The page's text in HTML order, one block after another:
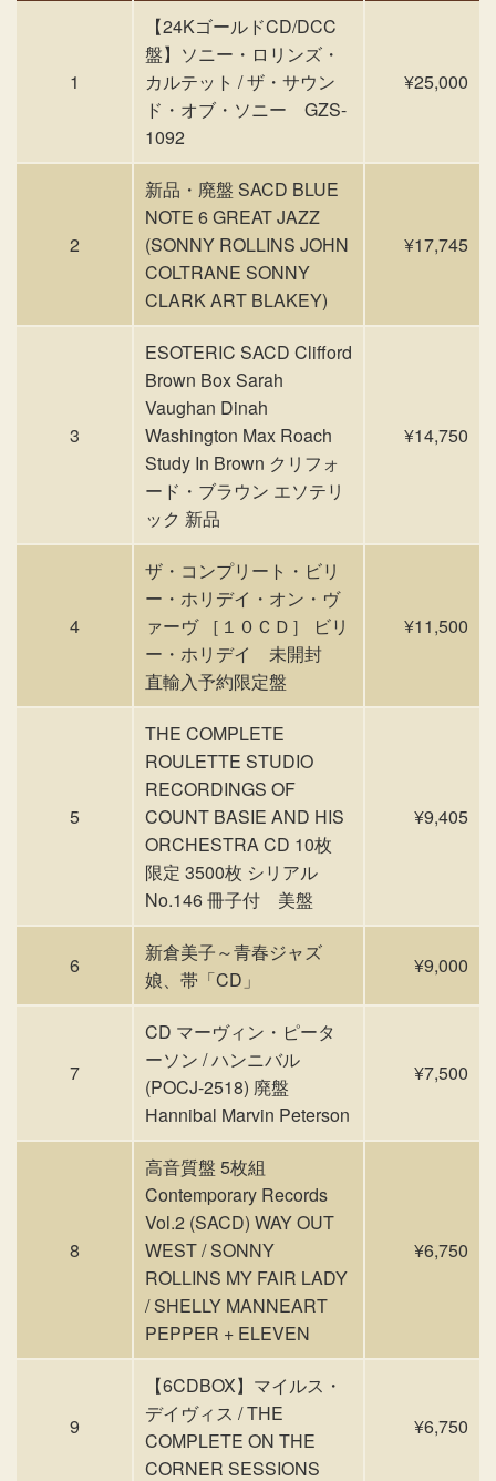
1
【24KゴールドCD/DCC
盤】ソニー・ロリンズ・
カルテット / ザ・サウン
ド・オブ・ソニー GZS-
1092
¥25,000
2
新品・廃盤 SACD BLUE
NOTE 6 GREAT JAZZ
(SONNY ROLLINS JOHN
COLTRANE SONNY
CLARK ART BLAKEY)
¥17,745
3
ESOTERIC SACD Clifford
Brown Box Sarah
Vaughan Dinah
Washington Max Roach
Study In Brown クリフォ
ード・ブラウン エソテリ
ック 新品
¥14,750
4
ザ・コンプリート・ビリ
ー・ホリデイ・オン・ヴ
ァーヴ ［１０ＣＤ］ ビリ
ー・ホリデイ 未開封
直輸入予約限定盤
¥11,500
5
THE COMPLETE
ROULETTE STUDIO
RECORDINGS OF
COUNT BASIE AND HIS
ORCHESTRA CD 10枚
限定 3500枚 シリアル
No.146 冊子付 美盤
¥9,405
6
新倉美子～青春ジャズ
娘、帯「CD」
¥9,000
7
CD マーヴィン・ピータ
ーソン / ハンニバル
(POCJ-2518) 廃盤
Hannibal Marvin Peterson
¥7,500
8
高音質盤 5枚組
Contemporary Records
Vol.2 (SACD) WAY OUT
WEST / SONNY
ROLLINS MY FAIR LADY
/ SHELLY MANNEART
PEPPER + ELEVEN
¥6,750
9
【6CDBOX】マイルス・
デイヴィス / THE
COMPLETE ON THE
CORNER SESSIONS
¥6,750